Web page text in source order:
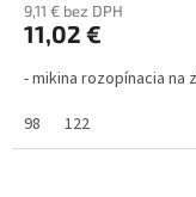
9,11 € bez DPH
11,02 €
- mikina rozopínacia
98
122